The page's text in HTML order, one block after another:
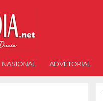
NASIONAL ADVETORIAL